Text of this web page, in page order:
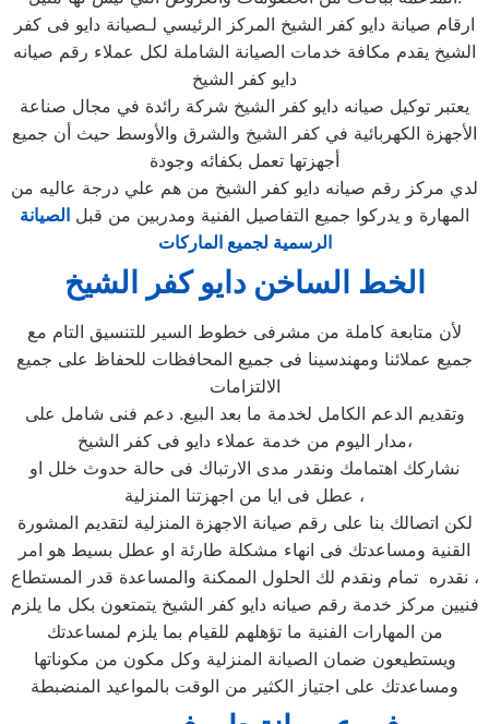
ارقام صيانة دايو كفر الشيخ المركز الرئيسي لـصيانة دايو فى كفر
الشيخ يقدم مكافة خدمات الصيانة الشاملة لكل عملاء رقم صيانه
دايو كفر الشيخ
يعتبر توكيل صيانه دايو كفر الشيخ شركة رائدة في مجال صناعة
الأجهزة الكهربائية في كفر الشيخ والشرق والأوسط حيث أن جميع
أجهزتها تعمل بكفائه وجودة
لدي مركز رقم صيانه دايو كفر الشيخ من هم علي درجة عاليه من
المهارة و يدركوا جميع التفاصيل الفنية ومدربين من قبل الصيانة
الرسمية لجميع الماركات
الخط الساخن دايو كفر الشيخ
لأن متابعة كاملة من مشرفى خطوط السير للتنسيق التام مع
جميع عملائنا ومهندسينا فى جميع المحافظات للحفاظ على جميع
الالتزامات
وتقديم الدعم الكامل لخدمة ما بعد البيع. دعم فنى شامل على
مدار اليوم من خدمة عملاء دايو فى كفر الشيخ،
نشاركك اهتمامك ونقدر مدى الارتباك فى حالة حدوث خلل او
عطل فى ايا من اجهزتنا المنزلية ،
لكن اتصالك بنا على رقم صيانة الاجهزة المنزلية لتقديم المشورة
القنية ومساعدتك فى انهاء مشكلة طارئة او عطل بسيط هو امر
نقدره تمام ونقدم لك الحلول الممكنة والمساعدة قدر المستطاع ،
فنيين مركز خدمة رقم صيانه دايو كفر الشيخ يتمتعون بكل ما يلزم
من المهارات الفنية ما تؤهلهم للقيام بما يلزم لمساعدتك
ويستطيعون ضمان الصيانة المنزلية وكل مكون من مكوناتها
ومساعدتك على اجتياز الكثير من الوقت بالمواعيد المنضبطة